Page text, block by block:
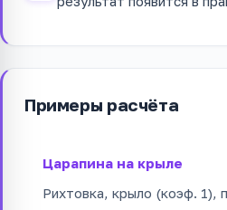
Примеры расчёта
Царапина на крыле
Рихтовка, крыло (коэф. 1),